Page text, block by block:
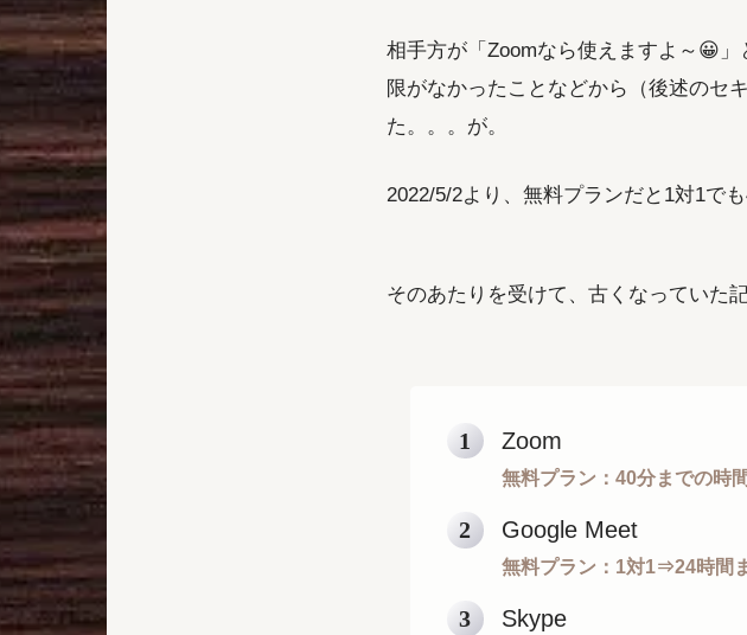
相手方が「Zoomなら使えますよ～😀
限がなかったことなどから（後述のセ
た。。。が。
2022/5/2より、無料プランだと1対1で
そのあたりを受けて、古くなっていた
Zoom
無料プラン：40分までの時
Google Meet
無料プラン：1対1⇒24時間
Skype